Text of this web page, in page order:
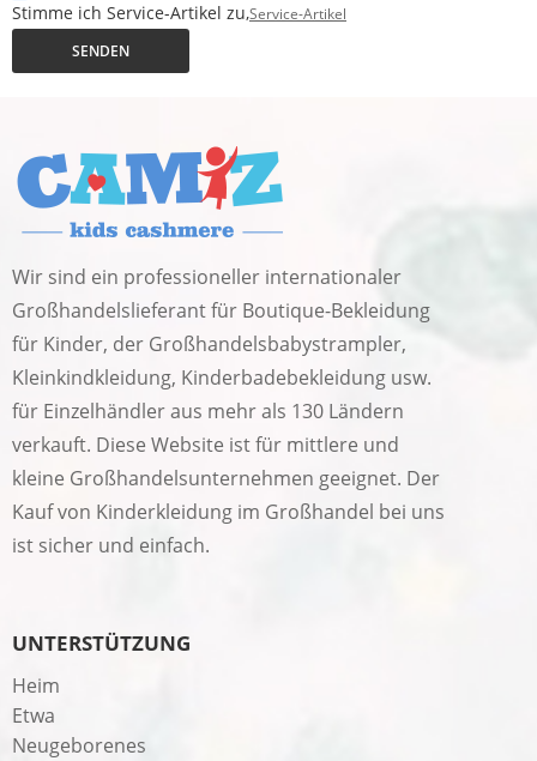
Stimme ich Service-Artikel zu,Service-Artikel
SENDEN
Wir sind ein professioneller internationaler
Großhandelslieferant für Boutique-Bekleidung
für Kinder, der Großhandelsbabystrampler,
Kleinkindkleidung, Kinderbadebekleidung usw.
für Einzelhändler aus mehr als 130 Ländern
verkauft. Diese Website ist für mittlere und
kleine Großhandelsunternehmen geeignet. Der
Kauf von Kinderkleidung im Großhandel bei uns
ist sicher und einfach.
UNTERSTÜTZUNG
Heim
Etwa
Neugeborenes